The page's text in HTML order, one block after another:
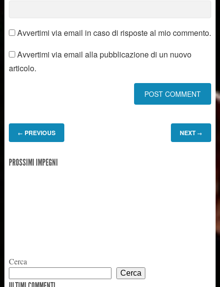
Avvertimi via email in caso di risposte al mio commento.
Avvertimi via email alla pubblicazione di un nuovo
articolo.
← PREVIOUS NEXT →
PROSSIMI IMPEGNI
Cerca
Cerca